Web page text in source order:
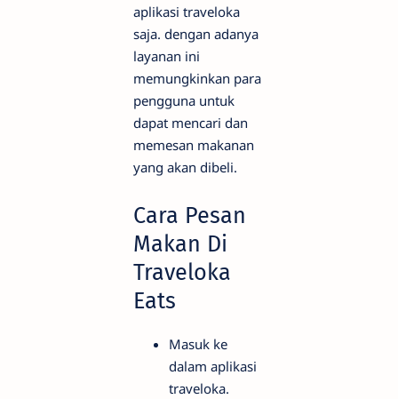
aplikasi traveloka
saja. dengan adanya
layanan ini
memungkinkan para
pengguna untuk
dapat mencari dan
memesan makanan
yang akan dibeli.
Cara Pesan
Makan Di
Traveloka
Eats
Masuk ke
dalam aplikasi
traveloka.